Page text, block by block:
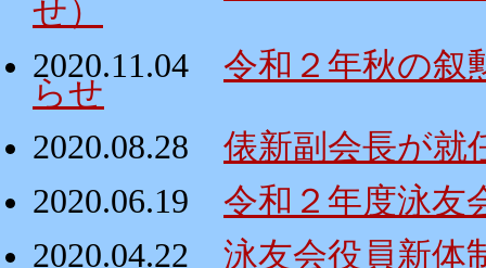
せ）
2020.11.04
令和２年秋の叙
らせ
2020.08.28
俵新副会長が就
2020.06.19
令和２年度泳友
2020.04.22
泳友会役員新体